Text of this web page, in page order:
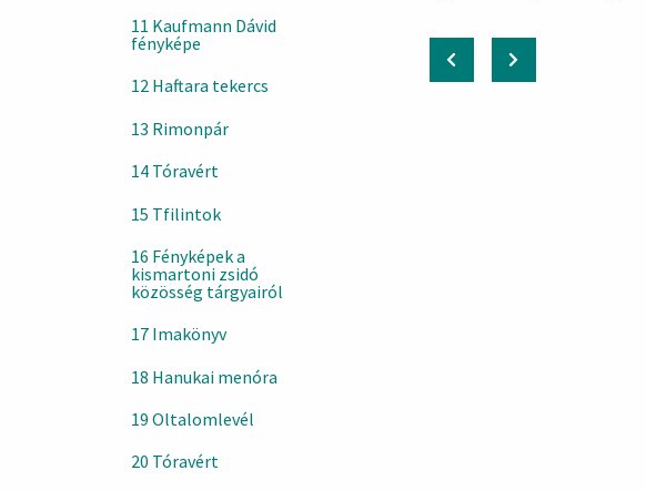
11 Kaufmann Dávid
fényképe
12 Haftara tekercs
13 Rimonpár
14 Tóravért
15 Tfilintok
16 Fényképek a
kismartoni zsidó
közösség tárgyairól
17 Imakönyv
18 Hanukai menóra
19 Oltalomlevél
20 Tóravért